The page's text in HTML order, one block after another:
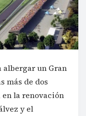
un Gran
más de dos
en la renovación
y el